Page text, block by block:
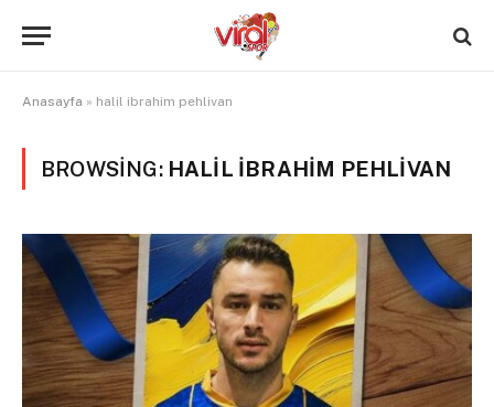
Anasayfa » halil ibrahim pehlivan
BROWSING: HALIL IBRAHIM PEHLIVAN